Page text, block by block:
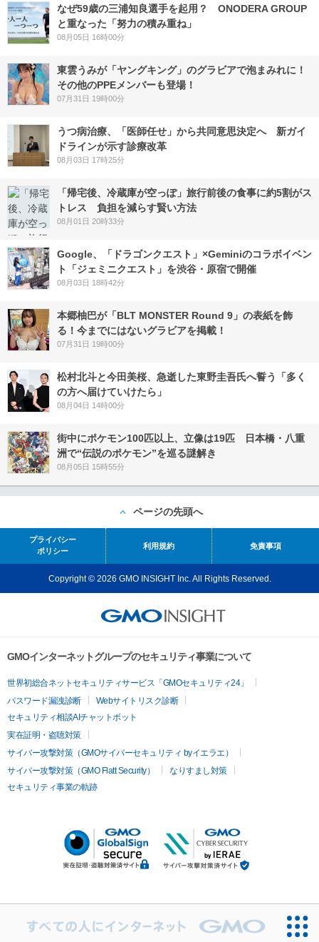
なぜ59歳の三浦知良選手を起用？ ONODERA GROUP
と重なった「努力の積み重ね」
08月05日 16時00分
東雲うみが「ヤングキング」のグラビアで泡まみれに！
その他のPPEメンバーも登場！
07月31日 19時00分
うつ病治療、「医師任せ」から共同意思決定へ 新ガイ
ドラインが示す診療改革
08月03日 17時25分
「帰宅後、冷蔵庫が空っぽ」旅行前後の食事に約5割がス
トレス 負担を減らす賢い方法
08月01日 20時33分
Google、「ドラゴンクエスト」×Geminiのコラボイベン
ト「ジェミニクエスト」を渋谷・原宿で開催
08月03日 18時42分
本郷柚巴が「BLT MONSTER Round 9」の表紙を飾
る！今までにはないグラビアを掲載！
07月31日 19時00分
松村北斗と今田美桜、急逝した東野圭吾氏へ誓う「多く
の方へ届けていけたら」
08月04日 14時00分
街中にポケモン100匹以上、立像は19匹 日本橋・八重
洲で“伝説のポケモン”を巡る謎解き
08月05日 15時55分
ページの先頭へ
プライバシー
ポリシー
利用規約 免責事項
Copyright © 2026 GMO INSIGHT Inc. All Rights Reserved.
GMOインターネットグループのセキュリティ事業について
世界初総合ネットセキュリティサービス「GMOセキュリティ24」
パスワード漏洩診断
Webサイトリスク診断
セキュリティ相談AIチャットボット
実在証明・盗聴対策
サイバー攻撃対策（GMOサイバーセキュリティ byイエラエ）
サイバー攻撃対策（GMO Flatt Security）
なりすまし対策
セキュリティ事業の軌跡